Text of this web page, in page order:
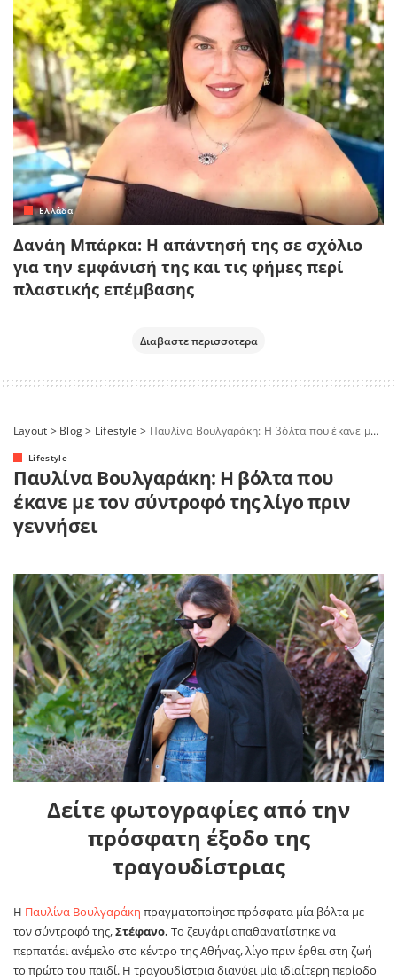
Ελλάδα
Δανάη Μπάρκα: Η απάντησή της σε σχόλιο
για την εμφάνισή της και τις φήμες περί
πλαστικής επέμβασης
Διαβαστε περισσοτερα
Layout > Blog> Lifestyle > Παυλίνα Βουλγαράκη: Η βόλτα που έκανε με τον σύντροφό της λίγο πριν γεννήσει
Lifestyle
Παυλίνα Βουλγαράκη: Η βόλτα που
έκανε με τον σύντροφό της λίγο πριν
γεννήσει
Δείτε φωτογραφίες από την
πρόσφατη έξοδο της
τραγουδίστριας
Η Παυλίνα Βουλγαράκη πραγματοποίησε πρόσφατα μία βόλτα με
τον σύντροφό της,Στέφανο. Το ζευγάρι απαθανατίστηκε να
περπατάει ανέμελο στο κέντρο της Αθήνας, λίγο πριν έρθει στη ζωή
το πρώτο του παιδί. Η τραγουδίστρια διανύει μία ιδιαίτερη περίοδο